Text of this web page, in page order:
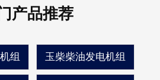
产品推荐
组 玉柴柴油发电机组